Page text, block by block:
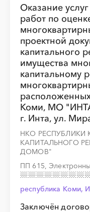
Оказание
работ по
проектной
капитального
имущества
капитальному
Коми, МО
г. Инта, ул.
НКО
КАПИТАЛЬНОГО
ДОМОВ"
ПП 615,
республика Коми,
Заключён
░
░
░
░
░
░
░
░
░
░
░
░
░